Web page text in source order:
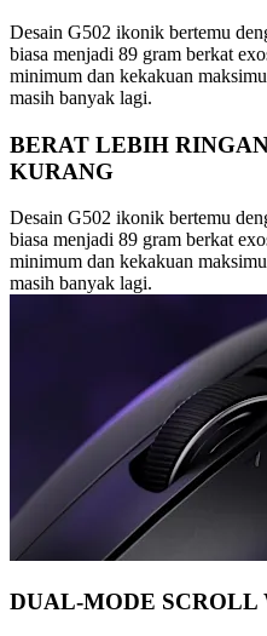
Desain G502 ikonik bertemu
biasa menjadi 89 gram berkat
minimum dan kekakuan
masih banyak lagi.
BERAT LEBIH
KURANG
Desain G502 ikonik bertemu
biasa menjadi 89 gram berkat
minimum dan kekakuan
masih banyak lagi.
DUAL-MODE SCROLL